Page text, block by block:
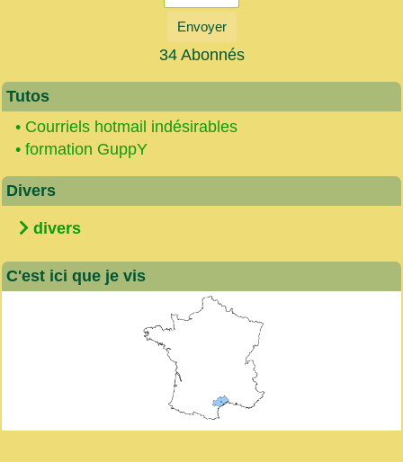
Envoyer
34 Abonnés
Tutos
• Courriels hotmail indésirables
• formation GuppY
Divers
divers
C'est ici que je vis